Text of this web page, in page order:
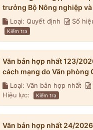
trưởng Bộ Nông nghiệp
Loại: Quyết định Số
Kiểm tra
Văn bản hợp nhất 123/
cách mạng do Văn phòng
Loại: Văn bản hợp nhất
Hiệu lực:
Kiểm tra
Văn bản hợp nhất 24/